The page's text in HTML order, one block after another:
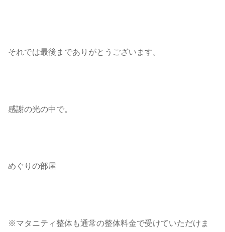
それでは最後までありがとうございます。
感謝の光の中で。
めぐりの部屋
※マタニティ整体も通常の整体料金で受けていただけま